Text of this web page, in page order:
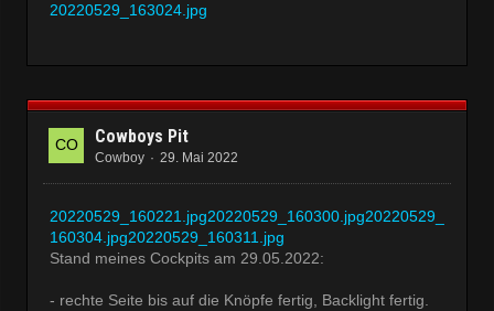
20220529_163024.jpg
Cowboys Pit
Cowboy 29. Mai 2022
20220529_160221.jpg20220529_160300.jpg20220529_
160304.jpg20220529_160311.jpg
Stand meines Cockpits am 29.05.2022:
- rechte Seite bis auf die Knöpfe fertig, Backlight fertig.